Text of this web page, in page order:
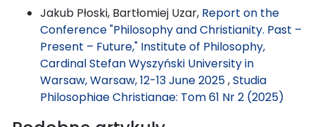
Jakub Płoski, Bartłomiej Uzar, Report on the
Conference "Philosophy and Christianity. Past –
Present – Future," Institute of Philosophy,
Cardinal Stefan Wyszyński University in
Warsaw, Warsaw, 12-13 June 2025,Studia
Philosophiae Christianae: Tom 61 Nr 2 (2025)